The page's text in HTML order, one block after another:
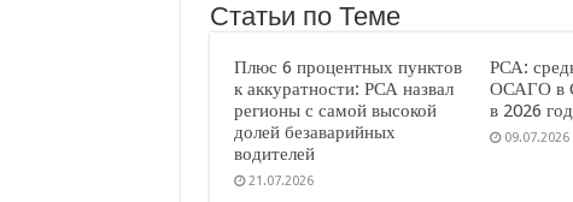
Статьи по Теме
Плюс 6 процентных пунктов
к аккуратности: РСА назвал
регионы с самой высокой
долей безаварийных
водителей
21.07.2026
РСА:
ОСАГО в
в 2026
09.07.2026